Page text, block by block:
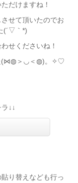
だけますね！
せて頂いたのでお
(´▽｀*)
せくださいね！
た(⋈◍＞◡＜◍)。✧♡
↓↓
り替えなども行っ